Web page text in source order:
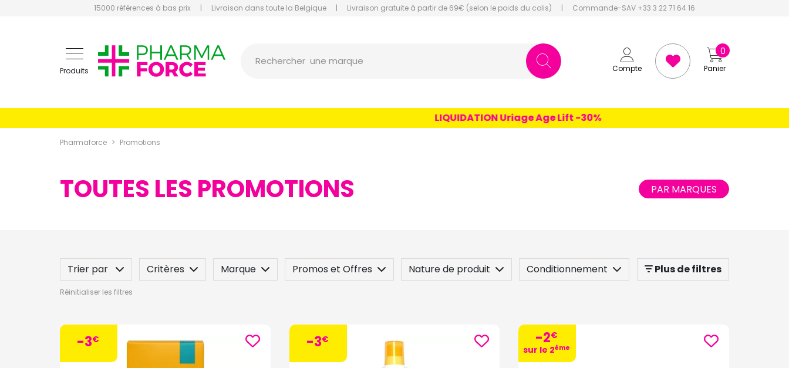
15000 références à bas prix | Livraison dans toute la Belgique | Livraison gratuite à partir de 69€ (selon le poids du colis) | Commande-SAV +33 3 22 71 64 16
Produits Compte Panier
0
Rechercher un conseil
une marque
LIQUIDATION Uriage Age Lift -30%
Pharmaforce Promotions
TOUTES LES PROMOTIONS PAR MARQUES
Trier par Critères Marque Promos et Offres Nature de produit
Conditionnement
Spécificité
Plus de filtres
Réinitialiser les filtres
-3€ -3€ -2€
sur le 2ème